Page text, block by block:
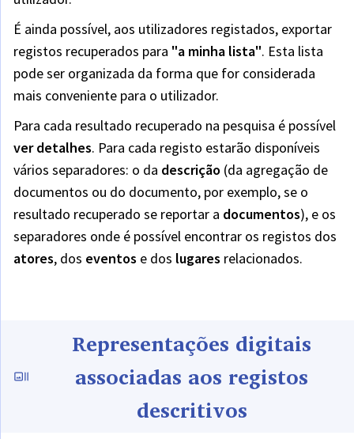
É ainda possível, aos utilizadores registados, exportar
registos recuperados para "a minha lista". Esta lista
pode ser organizada da forma que for considerada
mais conveniente para o utilizador.
Para cada resultado recuperado na pesquisa é possível
ver detalhes. Para cada registo estarão disponíveis
vários separadores: o da descrição (da agregação de
documentos ou do documento, por exemplo, se o
resultado recuperado se reportar a documentos), e os
separadores onde é possível encontrar os registos dos
atores, dos eventos e dos lugares relacionados.
Representações digitais
associadas aos registos
descritivos